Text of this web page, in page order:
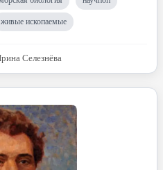
живые ископаемые
Селезнёва